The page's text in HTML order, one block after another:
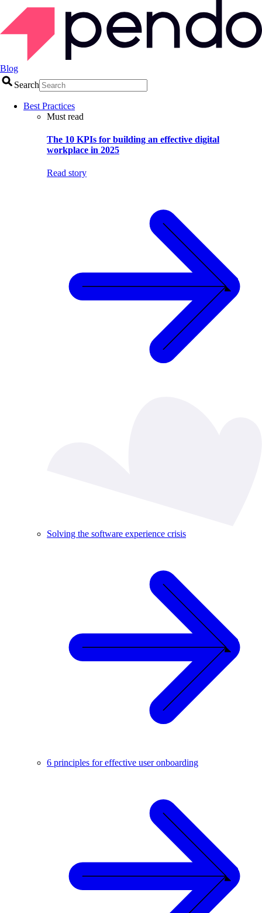
Blog
Search
Best Practices
Must read
The 10 KPIs for building an effective digital
workplace in 2025
Read story
Solving the software experience crisis
6 principles for effective user onboarding